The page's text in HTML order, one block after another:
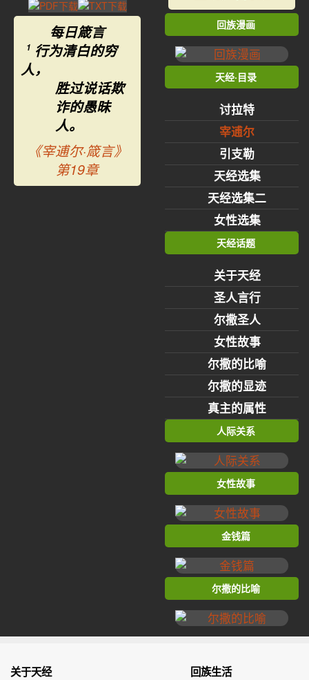
每日箴言
1 行为清白的穷
人，
胜过说话欺
诈的愚昧
人。
《宰逋尔·箴言》
第19章
回族漫画
天经·目录
讨拉特
宰逋尔
引支勒
天经选集
天经选集二
女性选集
天经话题
关于天经
圣人言行
尔撒圣人
女性故事
尔撒的比喻
尔撒的显迹
真主的属性
人际关系
女性故事
金钱篇
尔撒的比喻
关于天经 回族生活